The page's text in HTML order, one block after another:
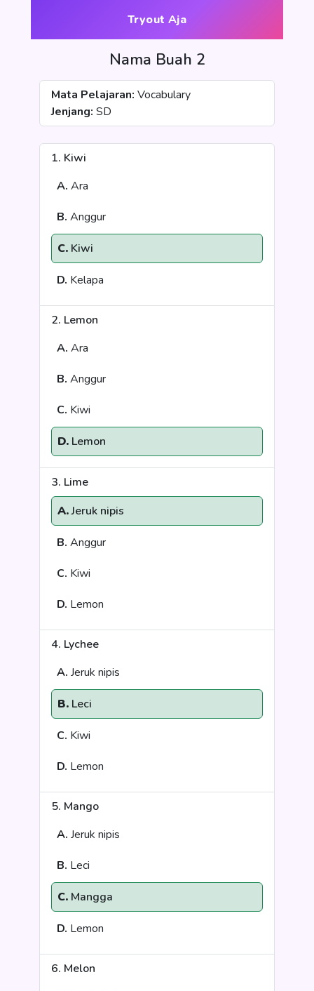
Tryout Aja
Nama Buah 2
Mata Pelajaran: Vocabulary
Jenjang: SD
1. Kiwi
A. Ara
B. Anggur
C. Kiwi
D. Kelapa
2. Lemon
A. Ara
B. Anggur
C. Kiwi
D. Lemon
3. Lime
A.Jeruk nipis
B. Anggur
C. Kiwi
D. Lemon
4. Lychee
A. Jeruk nipis
B. Leci
C. Kiwi
D. Lemon
5. Mango
A. Jeruk nipis
B. Leci
C. Mangga
D. Lemon
6. Melon